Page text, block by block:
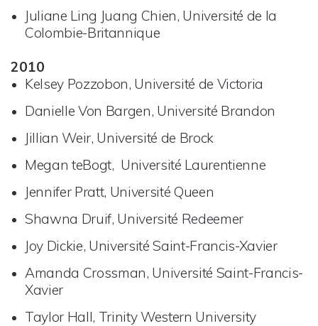
Juliane Ling Juang Chien, Université de la
Colombie-Britannique
2010
Kelsey Pozzobon, Université de Victoria
Danielle Von Bargen, Université Brandon
Jillian Weir, Université de Brock
Megan teBogt, Université Laurentienne
Jennifer Pratt, Université Queen
Shawna Druif, Université Redeemer
Joy Dickie, Université Saint-Francis-Xavier
Amanda Crossman, Université Saint-Francis-
Xavier
Taylor Hall, Trinity Western University